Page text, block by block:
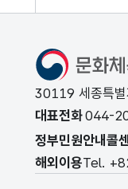
문화체육관광부
30119 세종특
대표전화044-
정부민원안내콜
해외이용Tel.